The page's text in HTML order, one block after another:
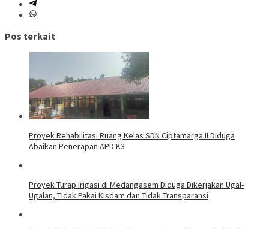
Pos terkait
Proyek Rehabilitasi Ruang Kelas SDN Ciptamarga II Diduga
Abaikan Penerapan APD K3
Proyek Turap Irigasi di Medangasem Diduga Dikerjakan Ugal-
Ugalan, Tidak Pakai Kisdam dan Tidak Transparansi